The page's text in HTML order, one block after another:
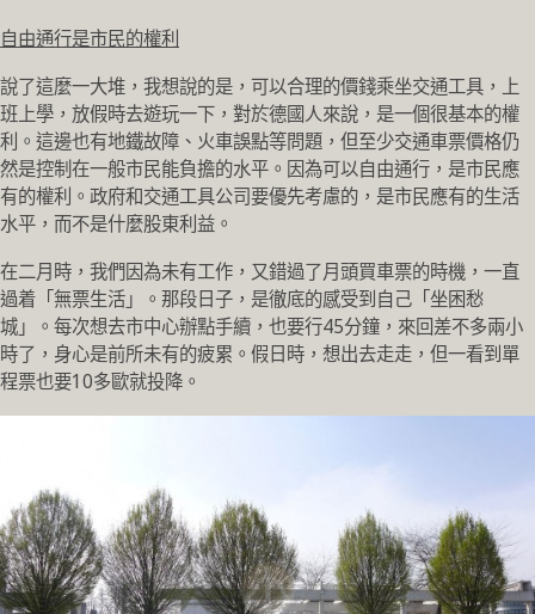
自由通行是市民的權利
說了這麼一大堆，我想說的是，可以合理的價錢乘坐交通工具，上
班上學，放假時去遊玩一下，對於德國人來說，是一個很基本的權
利。這邊也有地鐵故障、火車誤點等問題，但至少交通車票價格仍
然是控制在一般市民能負擔的水平。因為可以自由通行，是市民應
有的權利。政府和交通工具公司要優先考慮的，是市民應有的生活
水平，而不是什麼股東利益。
在二月時，我們因為未有工作，又錯過了月頭買車票的時機，一直
過着「無票生活」。那段日子，是徹底的感受到自己「坐困愁
城」。每次想去市中心辦點手續，也要行45分鐘，來回差不多兩小
時了，身心是前所未有的疲累。假日時，想出去走走，但一看到單
程票也要10多歐就投降。